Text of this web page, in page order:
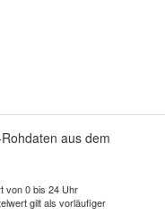
aus dem
von 0 bis 24 Uhr
gilt als vorläufiger